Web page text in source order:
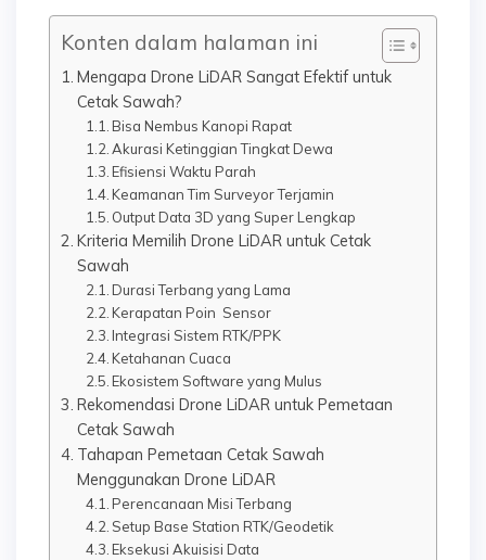
Konten dalam halaman ini
Mengapa Drone LiDAR Sangat Efektif untuk
Cetak Sawah?
Bisa Nembus Kanopi Rapat
Akurasi Ketinggian Tingkat Dewa
Efisiensi Waktu Parah
Keamanan Tim Surveyor Terjamin
Output Data 3D yang Super Lengkap
Kriteria Memilih Drone LiDAR untuk Cetak
Sawah
Durasi Terbang yang Lama
Kerapatan Poin Sensor
Integrasi Sistem RTK/PPK
Ketahanan Cuaca
Ekosistem Software yang Mulus
Rekomendasi Drone LiDAR untuk Pemetaan
Cetak Sawah
Tahapan Pemetaan Cetak Sawah
Menggunakan Drone LiDAR
Perencanaan Misi Terbang
Setup Base Station RTK/Geodetik
Eksekusi Akuisisi Data